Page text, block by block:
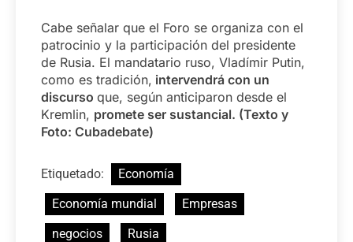
Cabe señalar que el Foro se organiza con el
patrocinio y la participación del presidente
de Rusia. El mandatario ruso, Vladímir Putin,
como es tradición, intervendrá con un
discurso que, según anticiparon desde el
Kremlin, promete ser sustancial. (Texto y
Foto: Cubadebate)
Etiquetado:
Economía
Economía mundial
Empresas
negocios
Rusia